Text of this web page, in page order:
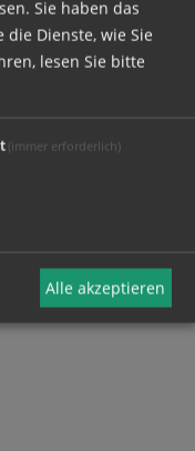
Sie haben das
die Dienste, wie Sie
lesen Sie bitte
(immer erforderlich)
Alle akzeptieren